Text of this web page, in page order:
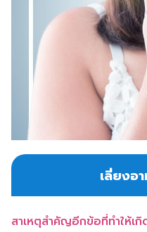
เลี่ยงอ
สาเหตุสำคัญอีกข้อที่ทำให้เ